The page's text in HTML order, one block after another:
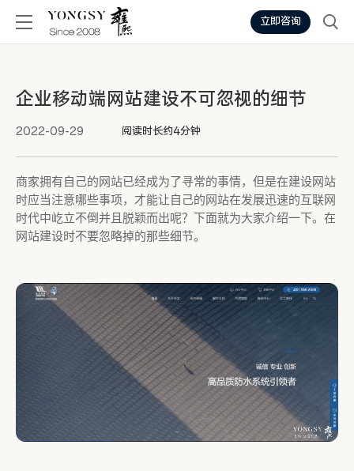
立即咨询
企业移动端网站建设不可忽视的细节
2022-09-29 阅读时长约4分钟
商家拥有自己的网站已经成为了寻常的事情，但是在建设网站
时应当注意哪些事项，才能让自己的网站在发展迅速的互联网
时代中屹立不倒并且脱颖而出呢？下面就为大家介绍一下。在
网站建设时不要忽略掉的那些细节。